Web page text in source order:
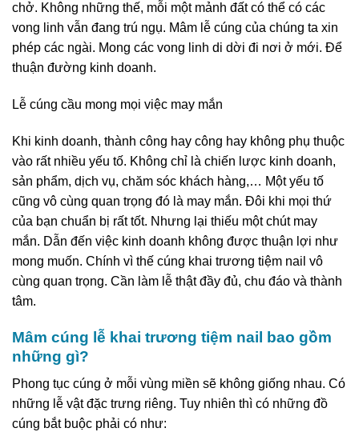
chở. Không những thế, mỗi một mảnh đất có thể có các
vong linh vẫn đang trú ngụ. Mâm lễ cúng của chúng ta xin
phép các ngài. Mong các vong linh di dời đi nơi ở mới. Để
thuận đường kinh doanh.
Lễ cúng cầu mong mọi việc may mắn
Khi kinh doanh, thành công hay công hay không phụ thuộc
vào rất nhiều yếu tố. Không chỉ là chiến lược kinh doanh,
sản phẩm, dịch vụ, chăm sóc khách hàng,… Một yếu tố
cũng vô cùng quan trọng đó là may mắn. Đôi khi mọi thứ
của bạn chuẩn bị rất tốt. Nhưng lại thiếu một chút may
mắn. Dẫn đến việc kinh doanh không được thuận lợi như
mong muốn. Chính vì thế cúng khai trương tiệm nail vô
cùng quan trọng. Cần làm lễ thật đầy đủ, chu đáo và thành
tâm.
Mâm cúng lễ khai trương tiệm nail bao gồm
những gì?
Phong tục cúng ở mỗi vùng miền sẽ không giống nhau. Có
những lễ vật đặc trưng riêng. Tuy nhiên thì có những đồ
cúng bắt buộc phải có như: